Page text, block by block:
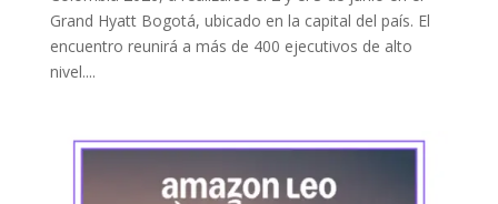
Grand Hyatt Bogotá, ubicado en la capital del país. El
encuentro reunirá a más de 400 ejecutivos de alto
nivel....